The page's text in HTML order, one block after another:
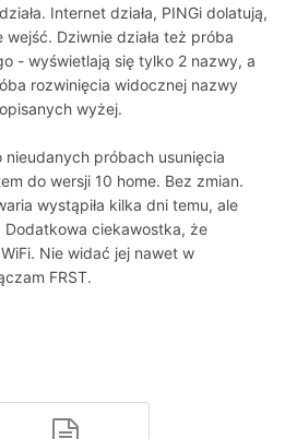
Internet działa, PINGi dolatują,
wejść. Dziwnie działa też próba
- wyświetlają się tylko 2 nazwy, a
rozwinięcia widocznej nazwy
wyżej.
nieudanych próbach usunięcia
do wersji 10 home. Bez zmian.
wystąpiła kilka dni temu, ale
Dodatkowa ciekawostka, że
Nie widać jej nawet w
FRST.